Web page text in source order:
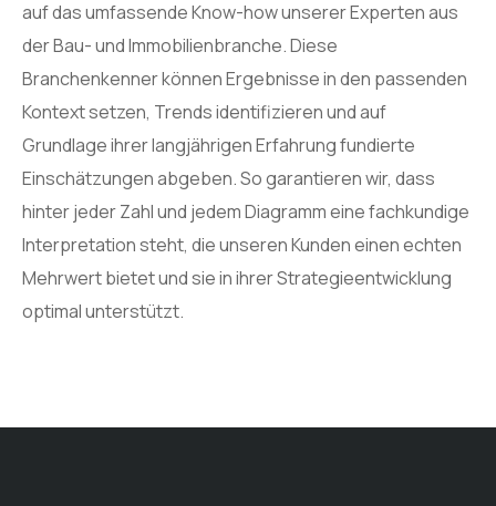
auf das umfassende Know-how unserer Experten aus
der Bau- und Immobilienbranche. Diese
Branchenkenner können Ergebnisse in den passenden
Kontext setzen, Trends identifizieren und auf
Grundlage ihrer langjährigen Erfahrung fundierte
Einschätzungen abgeben. So garantieren wir, dass
hinter jeder Zahl und jedem Diagramm eine fachkundige
Interpretation steht, die unseren Kunden einen echten
Mehrwert bietet und sie in ihrer Strategieentwicklung
optimal unterstützt.